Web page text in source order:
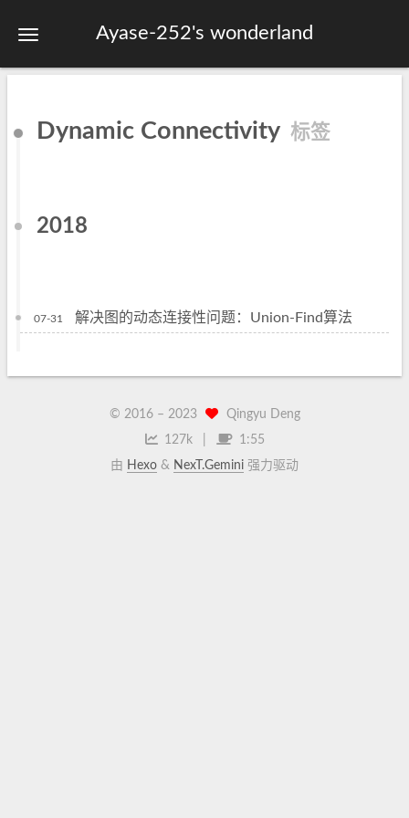
Ayase-252's wonderland
关于
归档
Dynamic Connectivity 标签
2018
07-31 解决图的动态连接性问题：Union-Find算法
© 2016 – 2023
Qingyu Deng
127k
1:55
由 Hexo & NexT.Gemini 强力驱动